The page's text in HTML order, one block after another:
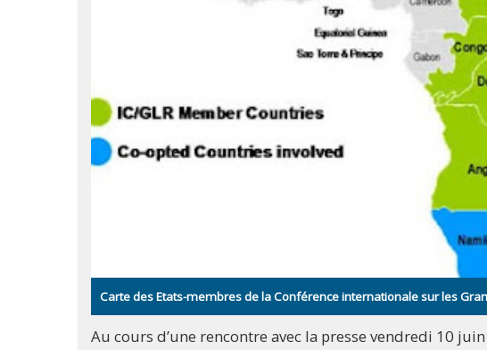
Carte des Etats-membres de la Conférence internationale sur les
Au cours d’une rencontre avec la presse vendredi 10